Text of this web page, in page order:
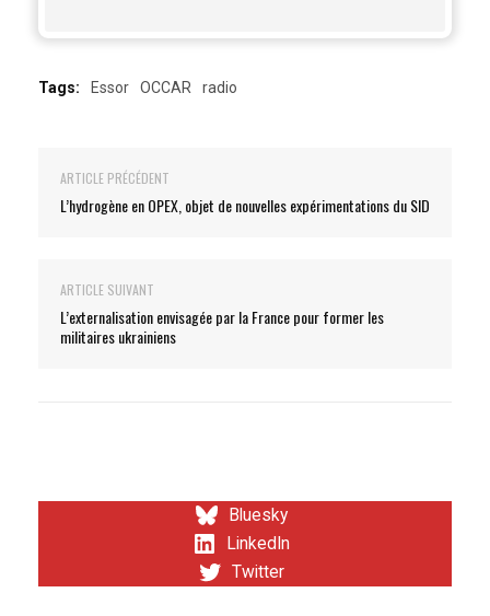
Tags: Essor OCCAR radio
ARTICLE PRÉCÉDENT
L’hydrogène en OPEX, objet de nouvelles expérimentations du SID
ARTICLE SUIVANT
L’externalisation envisagée par la France pour former les
militaires ukrainiens
Bluesky
LinkedIn
Twitter